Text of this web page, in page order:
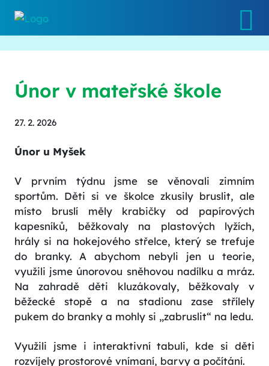
Únor v mateřské škole
27. 2. 2026
Únor u Myšek
V prvním týdnu jsme se věnovali zimním
sportům. Děti si ve školce zkusily bruslit, ale
místo bruslí měly krabičky od papírových
kapesníků, běžkovaly na plastových lyžích,
hrály si na hokejového střelce, který se trefuje
do branky. A abychom nebyli jen u teorie,
využili jsme únorovou sněhovou nadílku a mráz.
Na zahradě děti kluzákovaly, běžkovaly v
běžecké stopě a na stadionu zase střílely
pukem do branky a mohly si „zabruslit“ na ledu.
Využili jsme i interaktivní tabuli, kde si děti
rozvíjely prostorové vnímaní, barvy a počítání.